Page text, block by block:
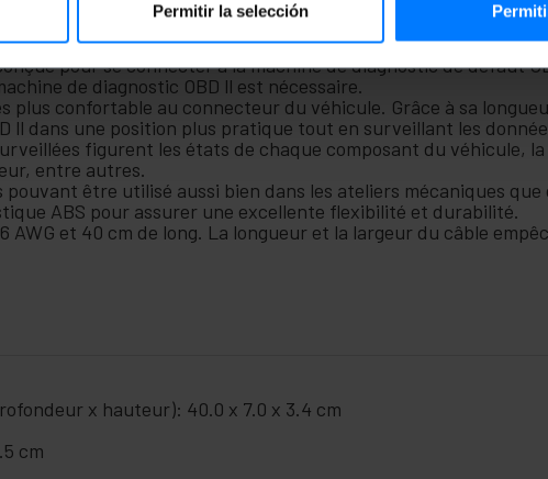
Permitir la selección
compatible avec les voitures du groupe PSA Peugeot
avec le port spécifique du véhicule.
pour se connecter à la machine de diagnostic de défaut
de diagnostic OBD ll est nécessaire.
plus confortable au connecteur du véhicule. Grâce à sa
ll dans une position plus pratique tout en surveillant les
figurent les états de chaque composant du véhicule,
entre autres.
être utilisé aussi bien dans les ateliers mécaniques
ABS pour assurer une excellente flexibilité et durabilité.
AWG et 40 cm de long. La longueur et la largeur du câble
x hauteur): 40.0 x 7.0 x 3.4 cm
cm